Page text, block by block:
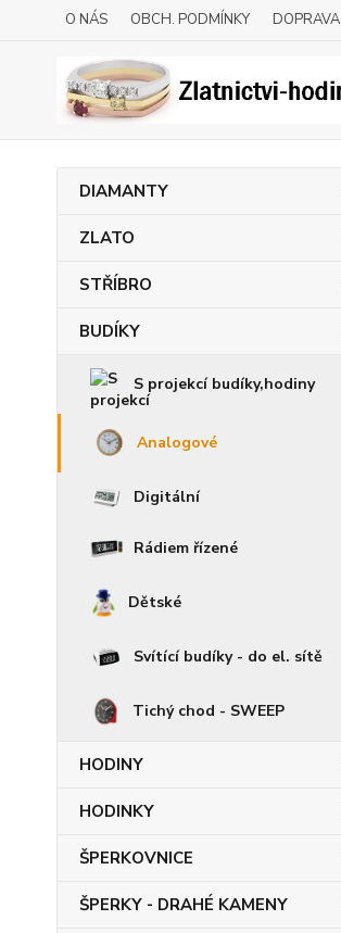
O NÁS OBCH. PODMÍNKY DOPRAVA
DIAMANTY
ZLATO
STŘÍBRO
BUDÍKY
S projekcí budíky,hodiny
Analogové
Digitální
Rádiem řízené
Dětské
Svítící budíky - do el. sítě
Tichý chod - SWEEP
HODINY
HODINKY
ŠPERKOVNICE
ŠPERKY - DRAHÉ KAMENY